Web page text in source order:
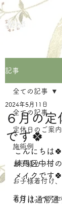
サロ
練
記事
全ての記事
定休日のご案内
施術例
お子様カット
お子様着付け
着付け、ヘア
全ての記事
６月の
です🍀
2024年5月11日
こんにちは🍀
練馬区中村
メイクです🍀
6月は通常通